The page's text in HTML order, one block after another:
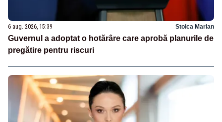
6 aug. 2026, 15:39 Stoica Marian
Guvernul a adoptat o hotărâre care aprobă planurile de
pregătire pentru riscuri